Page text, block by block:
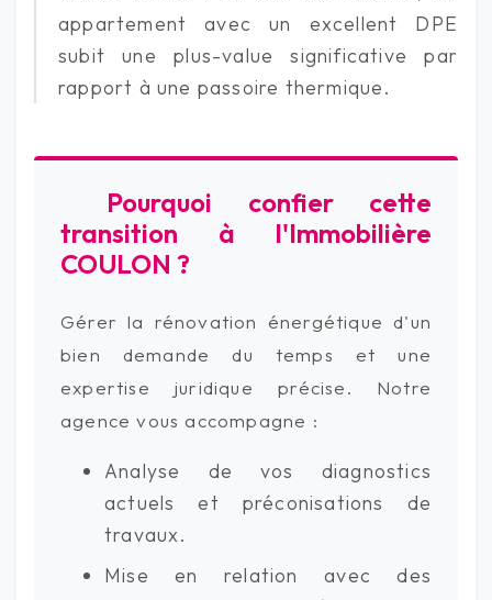
appartement avec un excellent DPE
subit une plus-value significative par
rapport à une passoire thermique.
Pourquoi confier cette
transition à l'Immobilière
COULON ?
Gérer la rénovation énergétique d'un
bien demande du temps et une
expertise juridique précise. Notre
agence vous accompagne :
Analyse de vos diagnostics
actuels et préconisations de
travaux.
Mise en relation avec des